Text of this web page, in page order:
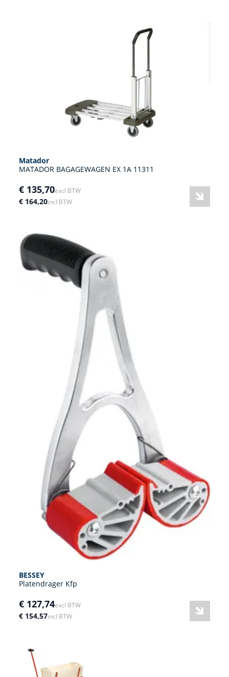
Matador
MATADOR BAGAGEWAGEN EX 1A 11311
€ 135,70excl BTW
€ 164,20incl BTW
BESSEY
Platendrager Kfp
€ 127,74excl BTW
€ 154,57incl BTW